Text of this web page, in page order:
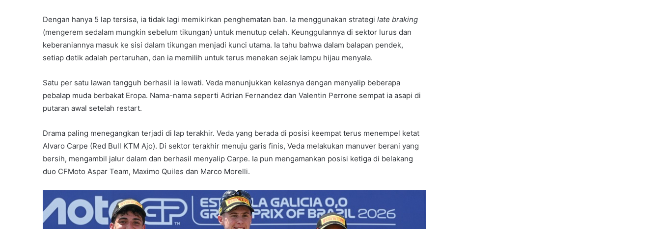
Dengan hanya 5 lap tersisa, ia tidak lagi memikirkan penghematan ban. Ia menggunakan strategi late braking
(mengerem sedalam mungkin sebelum tikungan) untuk menutup celah. Keunggulannya di sektor lurus dan
keberaniannya masuk ke sisi dalam tikungan menjadi kunci utama. Ia tahu bahwa dalam balapan pendek,
setiap detik adalah pertaruhan, dan ia memilih untuk terus menekan sejak lampu hijau menyala.
Satu per satu lawan tangguh berhasil ia lewati. Veda menunjukkan kelasnya dengan menyalip beberapa
pebalap muda berbakat Eropa. Nama-nama seperti Adrian Fernandez dan Valentin Perrone sempat ia asapi di
putaran awal setelah restart.
Drama paling menegangkan terjadi di lap terakhir. Veda yang berada di posisi keempat terus menempel ketat
Alvaro Carpe (Red Bull KTM Ajo). Di sektor terakhir menuju garis finis, Veda melakukan manuver berani yang
bersih, mengambil jalur dalam dan berhasil menyalip Carpe. Ia pun mengamankan posisi ketiga di belakang
duo CFMoto Aspar Team, Maximo Quiles dan Marco Morelli.